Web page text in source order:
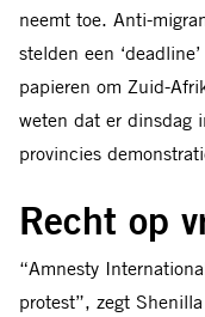
neemt toe. Anti-
stelden een
papieren om Zuid-
weten dat er dinsdag
provincies
Recht op
“Amnesty
protest”, zegt